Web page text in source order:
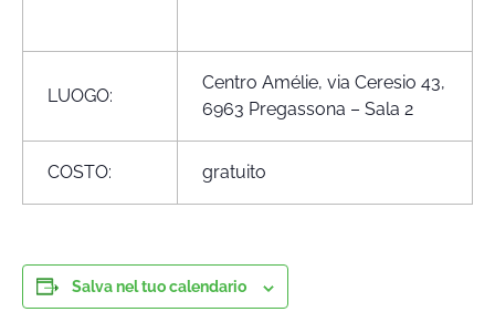
LUOGO:
Centro Amélie, via Ceresio 43,
6963 Pregassona – Sala 2
COSTO: gratuito
Salva nel tuo calendario